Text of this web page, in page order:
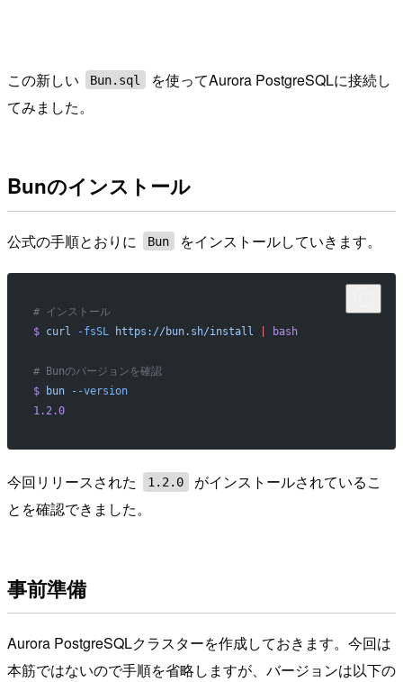
この新しい Bun.sql
を使ってAurora PostgreSQLに接続し
てみました。
Bunのインストール
公式の手順とおりに Bun をインストールしていきます。
# インストール
$ curl -fsSL https://bun.sh/install bash
# Bunのバージョンを確認
$ bun --version
1.2.0
今回リリースされた 1.2.0
がインストールされているこ
とを確認できました。
事前準備
Aurora PostgreSQLクラスターを作成しておきます。今回は
本筋ではないので手順を省略しますが、バージョンは以下の